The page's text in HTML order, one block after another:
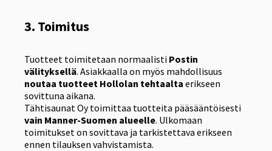
3. Toimitus
Tuotteet toimitetaan normaalisti Postin
välityksellä. Asiakkaalla on myös mahdollisuus
noutaa tuotteet Hollolan tehtaalta erikseen
sovittuna aikana.
Tähtisaunat Oy toimittaa tuotteita pääsääntöisesti
vain Manner-Suomen alueelle. Ulkomaan
toimitukset on sovittava ja tarkistettava erikseen
ennen tilauksen vahvistamista.